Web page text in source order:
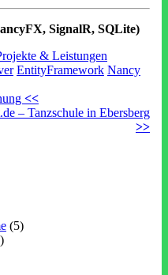
SignalR, SQLite)
& Leistungen
EntityFramework Nancy
<<
– Tanzschule in Ebersberg
>>
(5)